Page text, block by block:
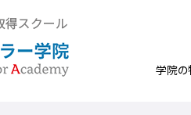
学院の